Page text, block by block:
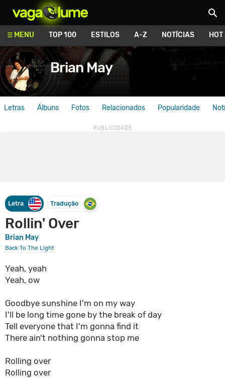
MENU TOP 100 ESTILOS A-Z NOTÍCIAS
Brian May
Letras Álbuns Fotos Relacionados Popularidade
Letra Tradução
Rollin' Over
Brian May
Back To The Light
Yeah, yeah
Yeah, ow
Goodbye sunshine I'm on my way
I'll be long time gone by the break of day
Tell everyone that I'm gonna find it
There ain't nothing gonna stop me
Rolling over
Rolling over